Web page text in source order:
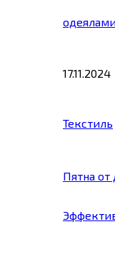
17.11.2024
Текстиль
Пятна